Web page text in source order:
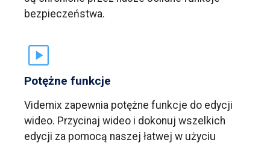
bezpieczeństwa.
Potężne funkcje
Videmix zapewnia potężne funkcje do edycji
wideo. Przycinaj wideo i dokonuj wszelkich
edycji za pomocą naszej łatwej w użyciu